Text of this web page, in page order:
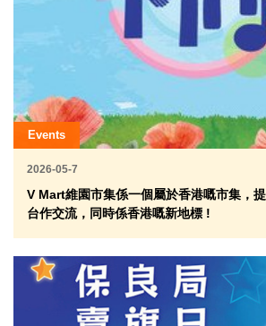
Events
2026-05-7
V Mart維園市集係一個屬於香港嘅市集，
台作交流，同時係香港嘅新地標 !